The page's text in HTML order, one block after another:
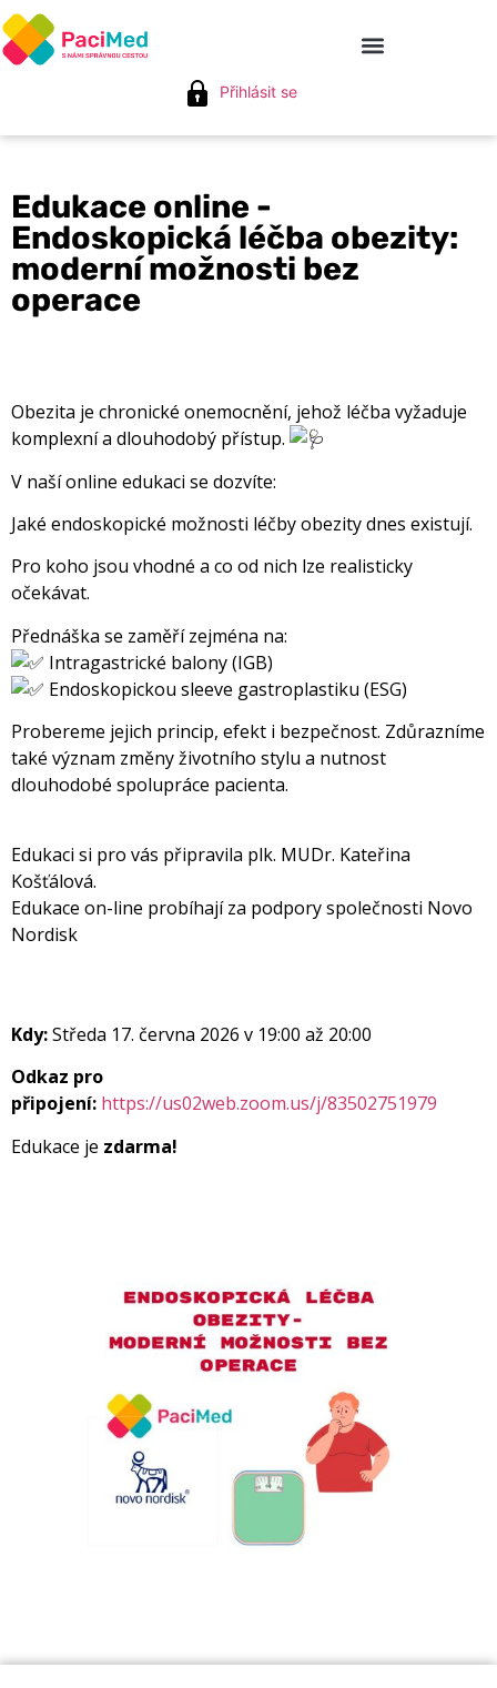
Přihlásit se
Edukace online -
Endoskopická léčba obezity:
moderní možnosti bez
operace
Obezita je chronické onemocnění, jehož léčba vyžaduje
komplexní a dlouhodobý přístup.
V naší online edukaci se dozvíte:
Jaké endoskopické možnosti léčby obezity dnes existují.
Pro koho jsou vhodné a co od nich lze realisticky
očekávat.
Přednáška se zaměří zejména na:
Intragastrické balony (IGB)
Endoskopickou sleeve gastroplastiku (ESG)
Probereme jejich princip, efekt i bezpečnost. Zdůrazníme
také význam změny životního stylu a nutnost
dlouhodobé spolupráce pacienta.
Edukaci si pro vás připravila plk. MUDr. Kateřina
Košťálová.
Edukace on-line probíhají za podpory společnosti Novo
Nordisk
Kdy:Středa 17. června 2026 v 19:00 až 20:00
Odkaz pro
připojení: https://us02web.zoom.us/j/83502751979
Edukace je zdarma!